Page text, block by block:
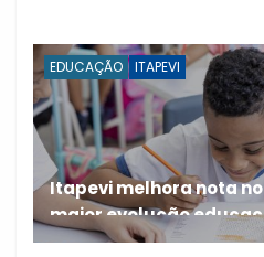
EDUCAÇÃO ITAPEVI
Itapevi melhora nota no
maior evolução
A rede municipal de ensino